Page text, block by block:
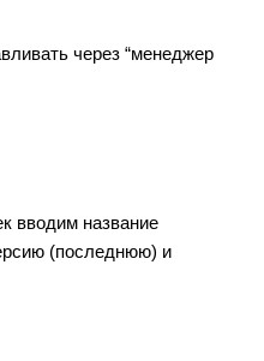
через “менеджер
вводим название
(последнюю) и